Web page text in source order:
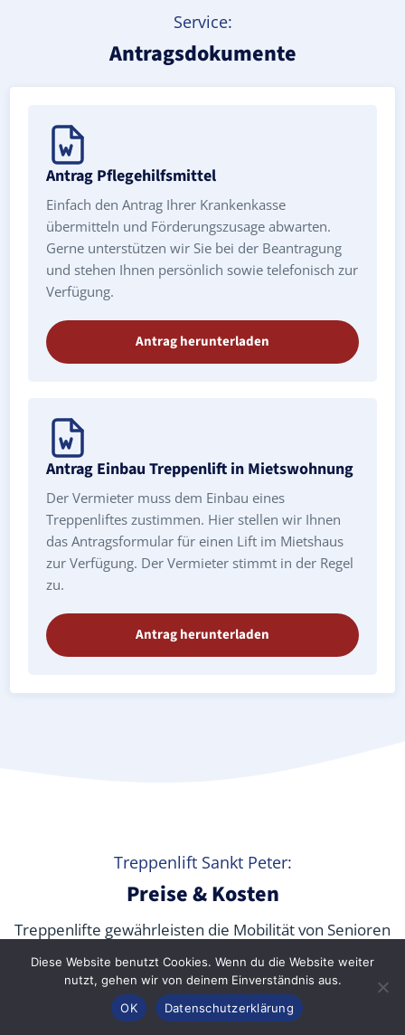
Service:
Antragsdokumente
Antrag Pflegehilfsmittel
Einfach den Antrag Ihrer Krankenkasse
übermitteln und Förderungszusage abwarten.
Gerne unterstützen wir Sie bei der Beantragung
und stehen Ihnen persönlich sowie telefonisch zur
Verfügung.
Antrag herunterladen
Antrag Einbau Treppenlift in Mietswohnung
Der Vermieter muss dem Einbau eines
Treppenliftes zustimmen. Hier stellen wir Ihnen
das Antragsformular für einen Lift im Mietshaus
zur Verfügung. Der Vermieter stimmt in der Regel
zu.
Antrag herunterladen
Treppenlift Sankt Peter:
Preise & Kosten
Treppenlifte gewährleisten die Mobilität von Senioren
und körperlich beeinträchtigten Menschen jeden
Alters in den eigenen vier Wänden sowie in
öffentlichen Gebäuden. Aberwas kostet ein
Treppenlift wirklich? Wir verraten Ihnen die
Konfigurator
Diese Website benutzt Cookies. Wenn du die Website weiter
nutzt, gehen wir von deinem Einverständnis aus.
OK
Datenschutzerklärung